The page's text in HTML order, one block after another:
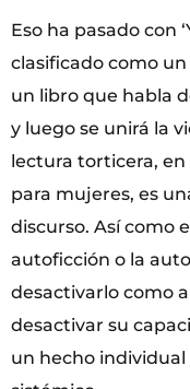
Eso ha pasado con
clasificado como
un libro que habla
y luego se unirá la
lectura torticera, en
para mujeres, es
discurso. Así como
autoficción o la
desactivarlo como
desactivar su
un hecho